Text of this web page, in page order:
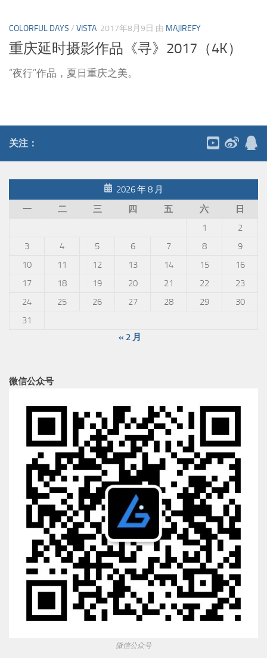
COLORFUL DAYS / VISTA 2017年8月9日 由 MAJIREFY
重庆延时摄影作品《寻》2017（4K）
“夜行”作品，夏日重庆之美。
关注：
2026 年 8 月
一
二 三 四 五 六
日
1
2
3
4 5 6 7 8
9
10
11 12 13 14 15
16
17
18 19 20 21 22
23
24
25 26 27 28 29
30
31
« 2 月
微信公众号
微信公众号